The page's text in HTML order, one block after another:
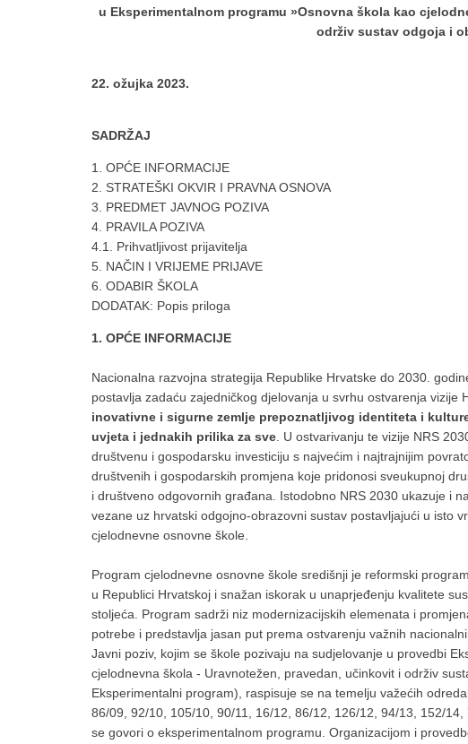
u Eksperimentalnom programu »Osnovna škola kao
održiv sustav odgoja i
22. ožujka 2023.
SADRŽAJ
1. OPĆE INFORMACIJE
2. STRATEŠKI OKVIR I PRAVNA OSNOVA
3. PREDMET JAVNOG POZIVA
4. PRAVILA POZIVA
4.1. Prihvatljivost prijavitelja
5. NAČIN I VRIJEME PRIJAVE
6. ODABIR ŠKOLA
DODATAK: Popis priloga
1. OPĆE INFORMACIJE
Nacionalna razvojna strategija Republike Hrvatske do 2030.
postavlja zadaću zajedničkog djelovanja u svrhu ostvarenja vizije
inovativne i sigurne zemlje prepoznatljivog identiteta i
uvjeta i jednakih prilika za sve . U ostvarivanju te vizije NRS
društvenu i gospodarsku investiciju s najvećim i najtrajnijim
društvenih i gospodarskih promjena koje pridonosi sveukupnoj
i društveno odgovornih građana. Istodobno NRS 2030 ukazuje i
vezane uz hrvatski odgojno-obrazovni sustav postavljajući u isto
cjelodnevne osnovne škole.
Program cjelodnevne osnovne škole središnji je reformski
u Republici Hrvatskoj i snažan iskorak u unaprjeđenju kvalitete
stoljeća. Program sadrži niz modernizacijskih elemenata i
potrebe i predstavlja jasan put prema ostvarenju važnih
Javni poziv, kojim se škole pozivaju na sudjelovanje u provedbi
cjelodnevna škola - Uravnotežen, pravedan, učinkovit i održiv
Eksperimentalni program), raspisuje se na temelju važećih
86/09, 92/10, 105/10, 90/11, 16/12, 86/12, 126/12, 94/13, 152/
se govori o eksperimentalnom programu. Organizacijom i